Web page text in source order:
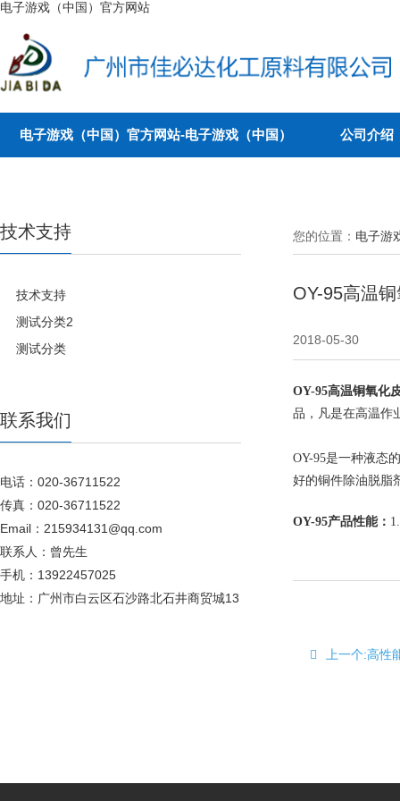
电子游戏（中国）官方网站
电子游戏（中国）官方网站-电子游戏（中国） 公司介绍
技术支持
技术支持
测试分类2
测试分类
联系我们
电话：020-36711522
传真：020-36711522
Email：215934131@qq.com
联系人：曾先生
手机：13922457025
地址：广州市白云区石沙路北石井商贸城13
您的位置： 电子游
OY-95高温
2018-05-30
OY-95高温铜氧化
品，凡是在高温作
OY-95是一种液态
好的铜件除油脱脂
OY-95产品性能：
上一个:高性